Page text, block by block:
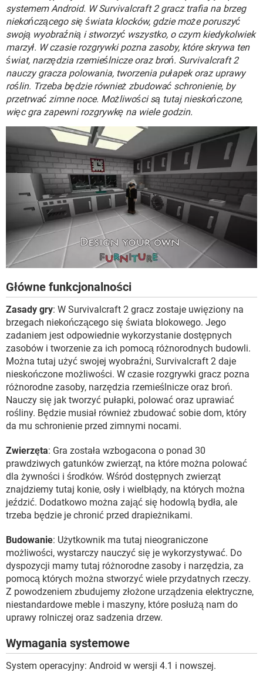
WINDOWS 10
systemem Android. W Survivalcraft 2 gracz trafia na brzeg
niekończącego się świata klocków, gdzie może poruszyć
swoją wyobraźnią i stworzyć wszystko, o czym kiedykolwiek
marzył. W czasie rozgrywki pozna zasoby, które skrywa ten
świat, narzędzia rzemieślnicze oraz broń. Survivalcraft 2
nauczy gracza polowania, tworzenia pułapek oraz uprawy
roślin. Trzeba będzie również zbudować schronienie, by
przetrwać zimne noce. Możliwości są tutaj nieskończone,
więc gra zapewni rozgrywkę na wiele godzin.
Główne funkcjonalności
Zasady gry: W Survivalcraft 2 gracz zostaje uwięziony na
brzegach niekończącego się świata blokowego. Jego
zadaniem jest odpowiednie wykorzystanie dostępnych
zasobów i tworzenie za ich pomocą różnorodnych budowli.
Można tutaj użyć swojej wyobraźni, Survivalcraft 2 daje
nieskończone możliwości. W czasie rozgrywki gracz pozna
różnorodne zasoby, narzędzia rzemieślnicze oraz broń.
Nauczy się jak tworzyć pułapki, polować oraz uprawiać
rośliny. Będzie musiał również zbudować sobie dom, który
da mu schronienie przed zimnymi nocami.
Zwierzęta: Gra została wzbogacona o ponad 30
prawdziwych gatunków zwierząt, na które można polować
dla żywności i środków. Wśród dostępnych zwierząt
znajdziemy tutaj konie, osły i wielbłądy, na których można
jeździć. Dodatkowo można zająć się hodowlą bydła, ale
trzeba będzie je chronić przed drapieżnikami.
Budowanie: Użytkownik ma tutaj nieograniczone
możliwości, wystarczy nauczyć się je wykorzystywać. Do
dyspozycji mamy tutaj różnorodne zasoby i narzędzia, za
pomocą których można stworzyć wiele przydatnych rzeczy.
Z powodzeniem zbudujemy złożone urządzenia elektryczne,
niestandardowe meble i maszyny, które posłużą nam do
uprawy rolniczej oraz sadzenia drzew.
Wymagania systemowe
System operacyjny: Android w wersji 4.1 i nowszej.